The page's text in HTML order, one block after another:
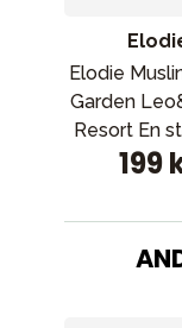
Elodie
Garden
Resort En
199